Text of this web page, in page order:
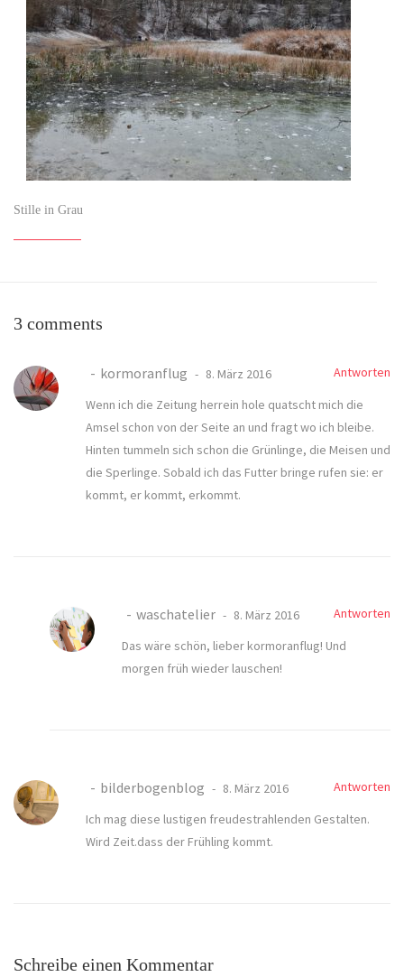
Stille in Grau
3 comments
kormoranflug 8. März 2016
Antworten
Wenn ich die Zeitung herrein hole quatscht mich die
Amsel schon von der Seite an und fragt wo ich bleibe.
Hinten tummeln sich schon die Grünlinge, die Meisen und
die Sperlinge. Sobald ich das Futter bringe rufen sie: er
kommt, er kommt, erkommt.
waschatelier 8. März 2016
Antworten
Das wäre schön, lieber kormoranflug! Und
morgen früh wieder lauschen!
bilderbogenblog 8. März 2016
Antworten
Ich mag diese lustigen freudestrahlenden Gestalten.
Wird Zeit.dass der Frühling kommt.
Schreibe einen Kommentar